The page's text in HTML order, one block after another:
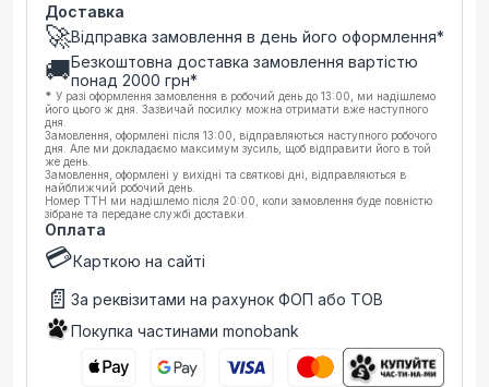
Доставка
🚀Відправка замовлення в день його оформлення*
🚚Безкоштовна доставка замовлення вартістю
понад 2000 грн*
* У разі оформлення замовлення в робочий день до 13:00, ми надішлемо
його цього ж дня. Зазвичай посилку можна отримати вже наступного
дня.
Замовлення, оформлені після 13:00, відправляються наступного робочого
дня. Але ми докладаємо максимум зусиль, щоб відправити його в той
же день.
Замовлення, оформлені у вихідні та святкові дні, відправляються в
найближчий робочий день.
Номер ТТН ми надішлемо після 20:00, коли замовлення буде повністю
зібране та передане службі доставки.
Оплата
💳Карткою на сайті
📄 За реквізитами на рахунок ФОП або ТОВ
Покупка частинами monobank